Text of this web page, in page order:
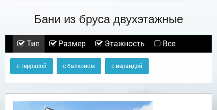
Бани из бруса двухэтажные
Тип Размер Этажность Все
с террасой с балконом с верандой